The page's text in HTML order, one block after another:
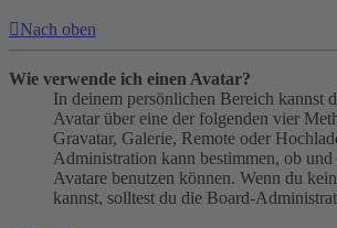
Nach oben
Wie verwende ich einen Avatar?
In deinem persönlichen Bereich kannst
Avatar über eine der folgenden vier
Gravatar, Galerie, Remote oder
Administration kann bestimmen, ob
Avatare benutzen können. Wenn du
kannst, solltest du die Board-